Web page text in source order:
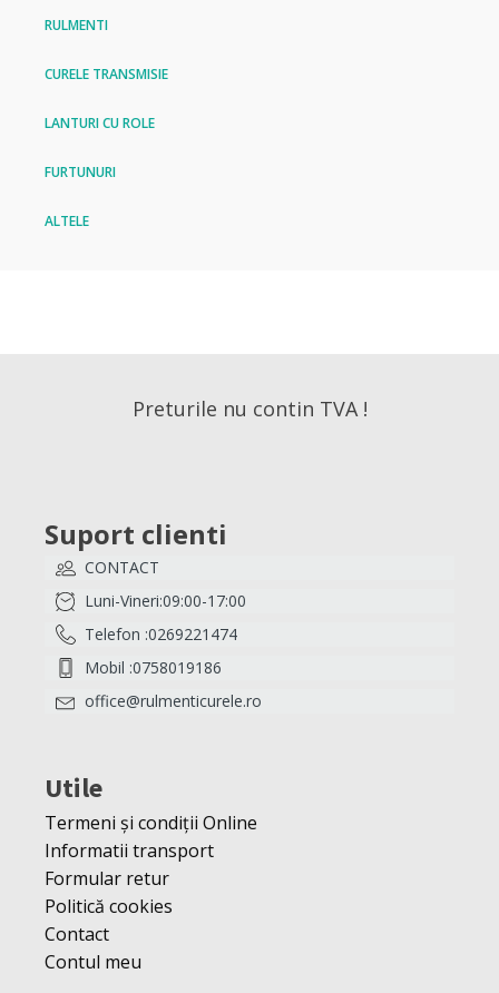
RULMENTI
CURELE TRANSMISIE
LANTURI CU ROLE
FURTUNURI
ALTELE
Preturile nu contin TVA !
Suport clienti
CONTACT
Luni-Vineri:09:00-17:00
Telefon :0269221474
Mobil :0758019186
office@rulmenticurele.ro
Utile
Termeni și condiții Online
Informatii transport
Formular retur
Politică cookies
Contact
Contul meu